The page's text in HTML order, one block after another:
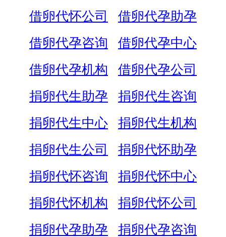
借卵代怀公司
借卵代孕助孕
借卵代孕咨询
借卵代孕中心
借卵代孕机构
借卵代孕公司
捐卵代生助孕
捐卵代生咨询
捐卵代生中心
捐卵代生机构
捐卵代生公司
捐卵代怀助孕
捐卵代怀咨询
捐卵代怀中心
捐卵代怀机构
捐卵代怀公司
捐卵代孕助孕
捐卵代孕咨询